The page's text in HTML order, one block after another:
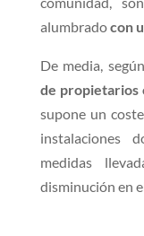
alumbradocon
De media,
de propietarios
supone un
instalaciones
medidas
disminución en